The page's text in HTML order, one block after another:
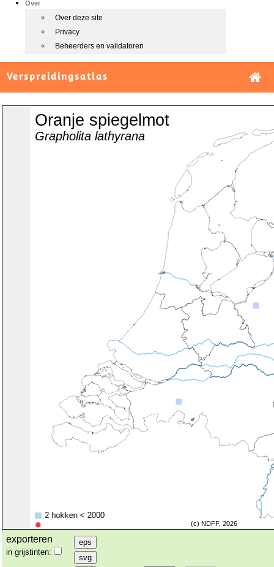
Over
Over deze site
Privacy
Beheerders en validatoren
Verspreidingsatlas